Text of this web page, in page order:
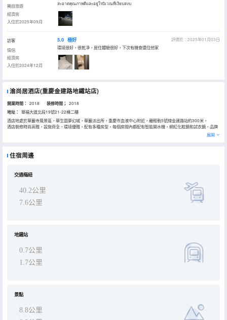
獨自旅遊
經濟房
入住於2025年09月
สะอาดคุณภาพดีและอยู่ใรบิเวณที่เงียบสงบ
訪客
情侶
經濟房
入住於2024年12月
5.0 極好
評價於：2025年01月03日
環境很好，很乾凈，居住體驗很好，下次有機會還住他家
渝尚居酒店(重慶金建路地鐵站店)
開業時間： 2018 装修時間； 2018
地址：
華福大道北段19號21-22棟二樓
酒店地處於華巖寺風景區，華生園夢幻城，華巖派出所，重慶市血液中心附近，離輕軌5號線金建路站約300米。
酒店裝修時尚高雅，設施齊全，環境優雅，配有多種房型，每個房間內都配有智能開水機，網紅化粧鏡和試衣鏡，品牌
酒店以賓客至上，服務至上為經營宗旨。採用科學的經營機制和管理方法，不斷追求卓越的到社會的高度認可！渝尚居
展開
住宿周邊
交通樞紐
40.2公里
7.6公里
地鐵站
0.7公里
1.7公里
景點
8.8公里